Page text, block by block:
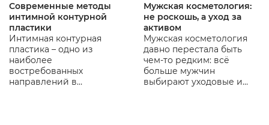
Современные методы
интимной контурной
пластики
Интимная контурная
пластика – одно из
наиболее
востребованных
направлений в
Мужская косметология:
не роскошь, а уход за
активом
Мужская косметология
давно перестала быть
чем-то редким: всё
больше мужчин
выбирают уходовые и